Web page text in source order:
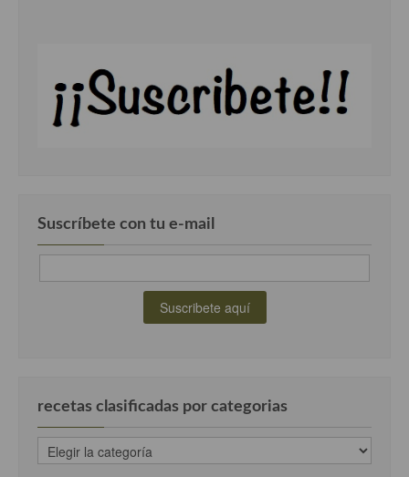
Suscríbete con tu e-mail
recetas clasificadas por categorias
recetas
clasificadas